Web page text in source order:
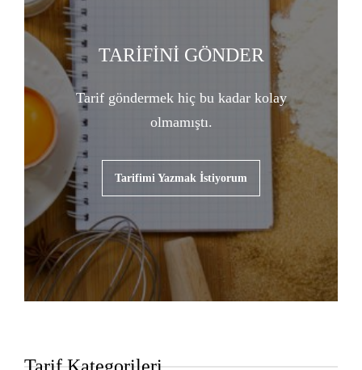
TARİFİNİ GÖNDER
Tarif göndermek hiç bu kadar kolay
olmamıştı.
Tarifimi Yazmak İstiyorum